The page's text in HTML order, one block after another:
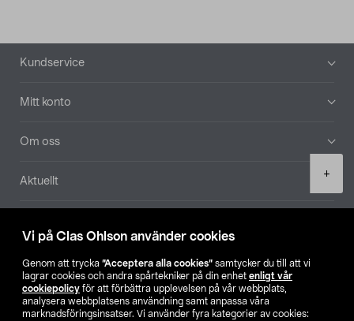
Vi på Clas Ohlson använder cookies
Genom att trycka ”Acceptera alla cookies” samtycker du till att vi
lagrar cookies och andra spårtekniker på din enhet enligt vår
cookiepolicy för att förbättra upplevelsen på vår webbplats,
analysera webbplatsens användning samt anpassa våra
marknadsföringsinsatser. Vi använder fyra kategorier av cookies:
+
Sidfot
Kundservice
Mitt konto
Om oss
Aktuellt
Hitta butik
SE NO FI